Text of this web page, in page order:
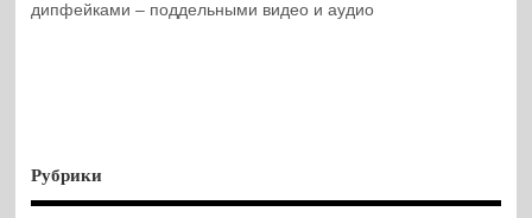
дипфейками – поддельными видео и аудио
Рубрики